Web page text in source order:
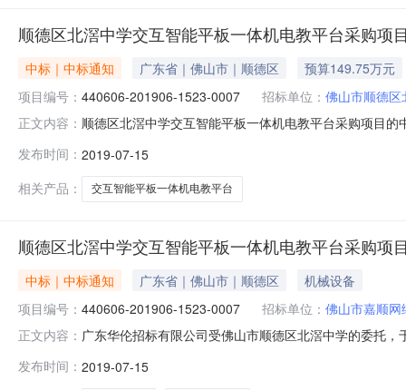
顺德区北滘中学交互智能平板一体机电教平台采购项
中标｜中标通知 广东省｜佛山市｜顺德区
预算149.75万元
项目编号： 440606-201906-1523-0007 招标单位： 佛山市顺德区
正文内容： 顺德区北滘中学交互智能平板一体机电教平台采购项目
劲松、龙其党（用户）总中标金额￥149.230000万元（
发布时间： 2019-07-15
相关产品：
交互智能平板一体机电教平台
顺德区北滘中学交互智能平板一体机电教平台采购项
中标｜中标通知 广东省｜佛山市｜顺德区
机械设备
项目编号： 440606-201906-1523-0007 招标单位： 佛山市嘉顺
正文内容： 广东华伦招标有限公司受佛山市顺德区北滘中学的委托
购项目预算金额（元）：1,497,500.00四、采购方式：
发布时间： 2019-07-15